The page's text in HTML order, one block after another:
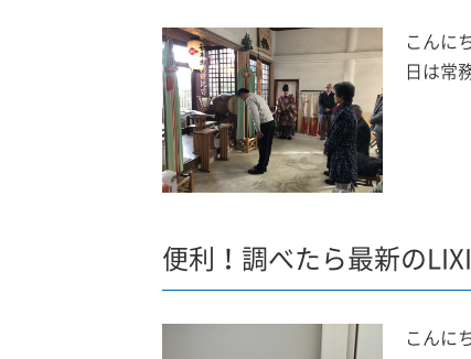
こんに
日は常
便利！調べたら最新の
こんに